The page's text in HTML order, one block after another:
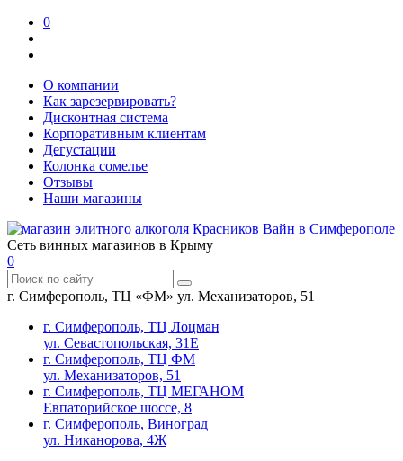
0
О компании
Как зарезервировать?
Дисконтная система
Корпоративным клиентам
Дегустации
Колонка сомелье
Отзывы
Наши магазины
Сеть винных магазинов в Крыму
0
г. Симферополь, ТЦ «ФМ» ул. Механизаторов, 51
г. Симферополь, ТЦ Лоцман
ул. Севастопольская, 31Е
г. Симферополь, ТЦ ФМ
ул. Механизаторов, 51
г. Симферополь, ТЦ МЕГАНОМ
Евпаторийское шоссе, 8
г. Симферополь, Виноград
ул. Никанорова, 4Ж